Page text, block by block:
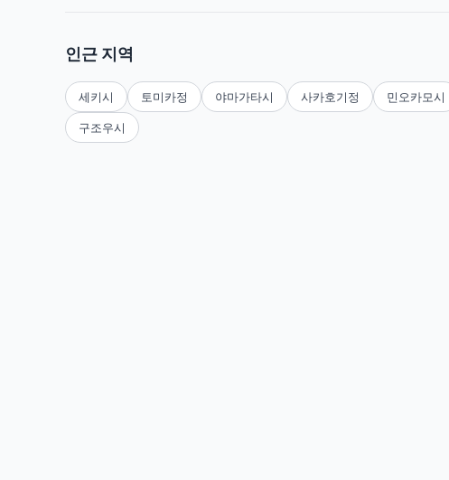
인근 지역
세키시 토미카정 야마가타시 사카호기정 민오카모시
구조우시